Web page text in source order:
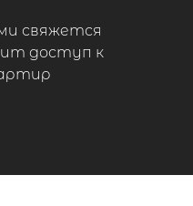
свяжется
доступ к